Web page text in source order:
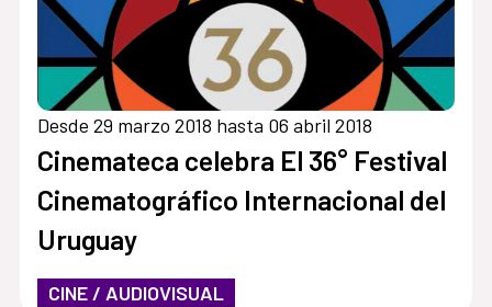
Desde 29 marzo 2018 hasta 06 abril 2018
Cinemateca celebra El 36° Festival
Cinematográfico Internacional del
Uruguay
CINE / AUDIOVISUAL